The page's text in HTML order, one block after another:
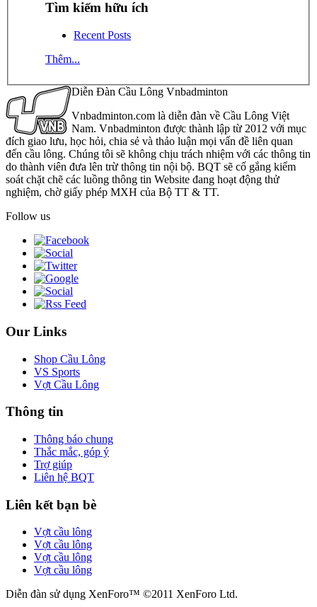
Tìm kiếm hữu ích
Recent Posts
Thêm...
Diễn Đàn Cầu Lông Vnbadminton
Vnbadminton.com là diễn đàn về Cầu Lông Việt
Nam. Vnbadminton được thành lập từ 2012 với mục
đích giao lưu, học hỏi, chia sẻ và thảo luận mọi vấn đề liên quan
đến cầu lông. Chúng tôi sẽ không chịu trách nhiệm với các thông tin
do thành viên đưa lên trừ thông tin nội bộ. BQT sẽ cố gắng kiểm
soát chặt chẽ các luồng thông tin Website đang hoạt động thử
nghiệm, chờ giấy phép MXH của Bộ TT & TT.
Follow us
Our Links
Shop Cầu Lông
VS Sports
Vợt Cầu Lông
Thông tin
Thông báo chung
Thắc mắc, góp ý
Trợ giúp
Liên hệ BQT
Liên kết bạn bè
Vợt cầu lông
Vợt cầu lông
Vợt cầu lông
Vợt cầu lông
Diễn đàn sử dụng XenForo™ ©2011 XenForo Ltd.